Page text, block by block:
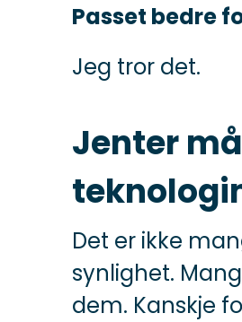
Passet bedre
Jeg tror det.
Jenter
Det er ikke
synlighet.
dem. Kanskje